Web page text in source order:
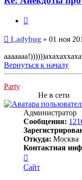
Сообщение
Ladybug » 01 ноя
Вернуться к началу
Party
Не в сети
Администратор
Сообщения:
Откуда: Москва
Контактная
информация
пользователя
Сайт